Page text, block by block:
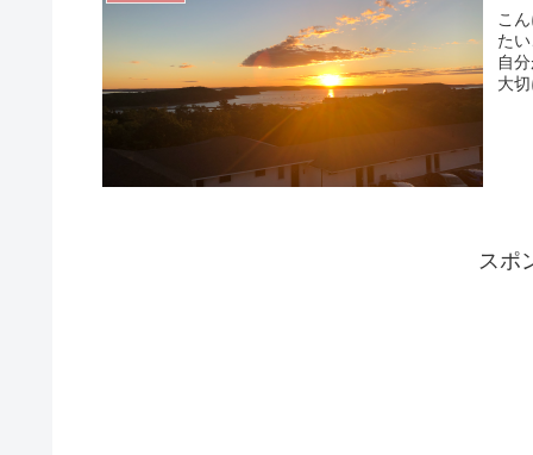
こ
た
自
大
スポ